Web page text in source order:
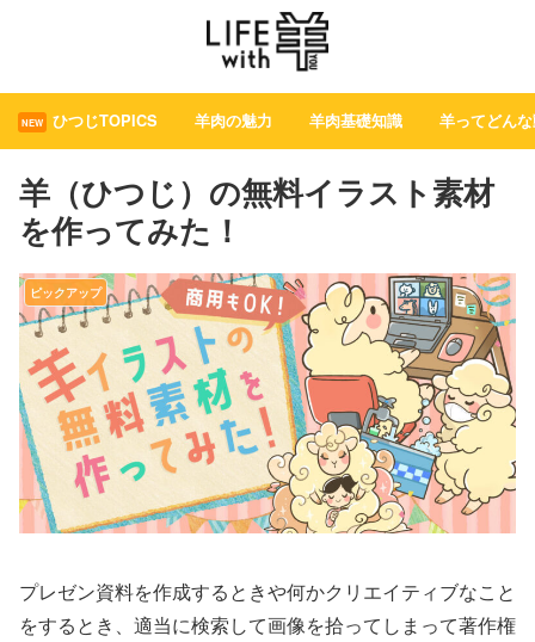
NEW ひつじTOPICS 羊肉の魅力 羊肉基礎知識 羊ってどん
羊（ひつじ）の無料イラスト素材
を作ってみた！
ピックアップ
プレゼン資料を作成するときや何かクリエイティブなこと
をするとき、適当に検索して画像を拾ってしまって著作権